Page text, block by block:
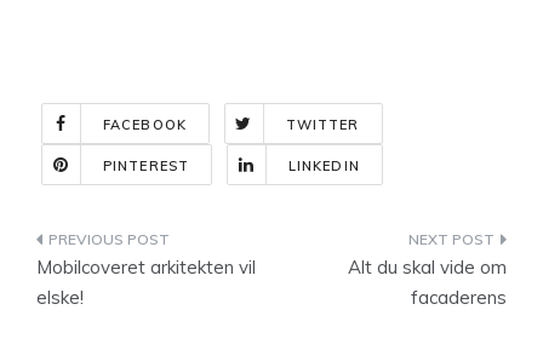
FACEBOOK TWITTER
PINTEREST LINKEDIN
Indlægsnavigation
Mobilcoveret arkitekten vil
elske!
Alt du skal vide om
facaderens